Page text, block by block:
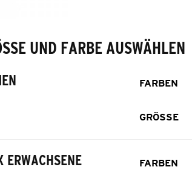
UND FARBE AUSWÄHLEN
FARBEN
GRÖSSE
ERWACHSENE FARBEN